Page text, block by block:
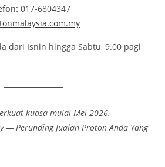
017-6804347
dari Isnin hingga Sabtu, 9.00 pagi
kuasa mulai Mei 2026.
— Perunding Jualan Proton Anda Yang